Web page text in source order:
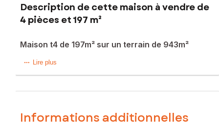
Description de cette maison à vendre de
4 pièces et 197 m²
Maison t4 de 197m² sur un terrain de 943m²
Située à Belpech (11420), cette charmante maison T4 de
avec son ambiance conviviale et ses paysages préservés.
résidents la tranquillité tout en restant à proximité des
commerces, écoles et services essentiels.
Lire plus
Informations additionnelles